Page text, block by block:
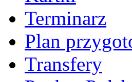
Terminarz
Plan
Transfery